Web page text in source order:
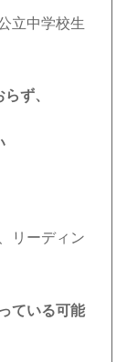
立中学校生
ず、
リーディン
ている可能